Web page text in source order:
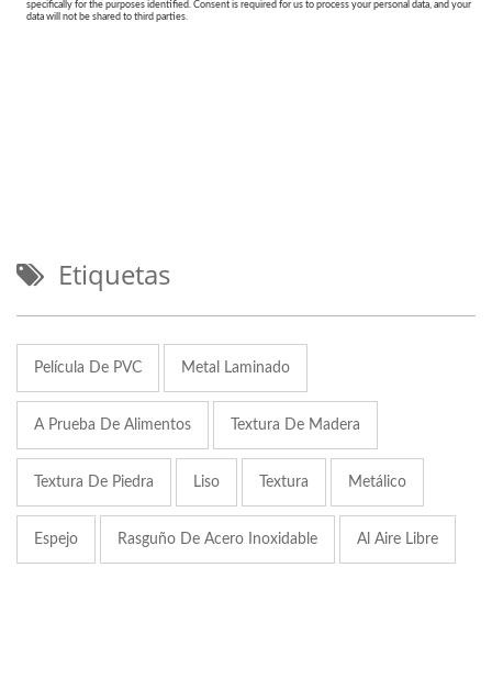
Etiquetas
Película De PVC Metal Laminado
A Prueba De Alimentos Textura De Madera
Textura De Piedra Liso Textura Metálico
Espejo Rasguño De Acero Inoxidable Al Aire Libre